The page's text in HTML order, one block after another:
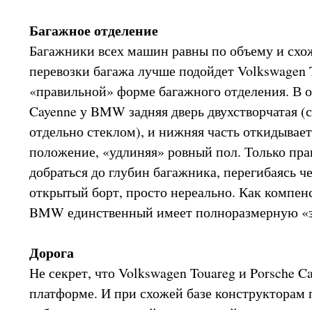
Багажное отделение
Багажники всех машин равны по объему и
перевозки багажа лучше подойдет Volkswagen
«правильной» форме багажного отделения. В
Cayenne у BMW задняя дверь
отдельно стеклом), и нижняя часть
положение, «удлиняя» ровный пол. Только
добраться до глубин багажника, перегибаясь
открытый борт, просто нереально. Как
BMW единственный имеет полноразмерную
Дорога
Не секрет, что Volkswagen Touareg и Porsche
платформе. И при схожей базе